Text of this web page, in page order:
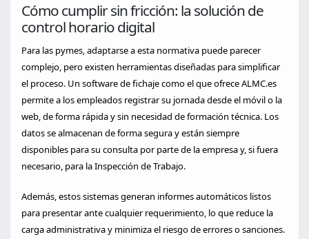
Cómo cumplir sin fricción: la solución de
control horario digital
Para las pymes, adaptarse a esta normativa puede parecer
complejo, pero existen herramientas diseñadas para simplificar
el proceso. Un software de fichaje como el que ofrece ALMC.es
permite a los empleados registrar su jornada desde el móvil o la
web, de forma rápida y sin necesidad de formación técnica. Los
datos se almacenan de forma segura y están siempre
disponibles para su consulta por parte de la empresa y, si fuera
necesario, para la Inspección de Trabajo.
Además, estos sistemas generan informes automáticos listos
para presentar ante cualquier requerimiento, lo que reduce la
carga administrativa y minimiza el riesgo de errores o sanciones.